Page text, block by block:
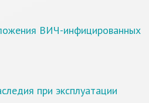
ВИЧ-инфицированных
при эксплуатации